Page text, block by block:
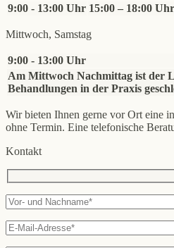
9:00 - 13:00 Uhr 15:00 – 18:00 Uhr
Mittwoch, Samstag
9:00 - 13:00 Uhr
Am Mittwoch Nachmittag ist der
Behandlungen in der Praxis
Wir bieten Ihnen gerne vor Ort eine
ohne Termin. Eine telefonische
Kontakt